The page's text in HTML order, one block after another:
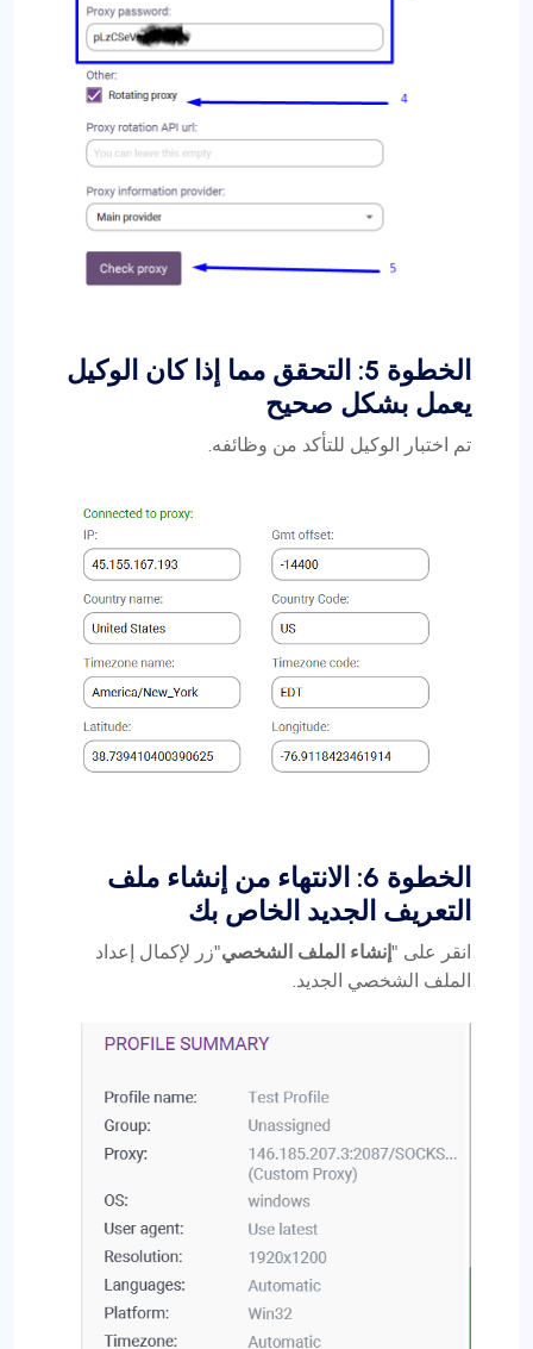
الخطوة 5: التحقق مما إذا كان الوكيل
يعمل بشكل صحيح
تم اختبار الوكيل للتأكد من وظائفه.
الخطوة 6: الانتهاء من إنشاء ملف
التعريف الجديد الخاص بك
انقر على "إنشاء الملف الشخصي"زر لإكمال إعداد
الملف الشخصي الجديد.